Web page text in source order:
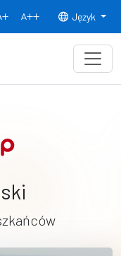
Normalny rozmiar czcionki
Rozmiar czcionki 150% Rozmiar
Język